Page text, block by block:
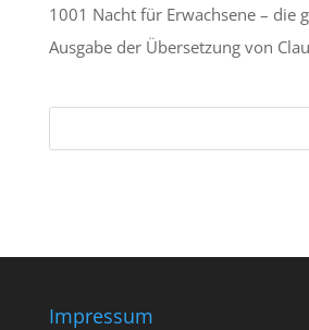
1001 Nacht für Erwachsene – die
Ausgabe der Übersetzung von
Impressum